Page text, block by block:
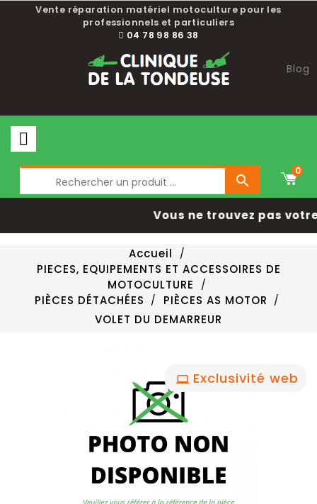
Vente réparation matériel motoculture pour les
professionnels et particuliers
04 78 98 86 38
Blog

0
Vous ne trouvez pas
Accueil
PIECES, EQUIPEMENTS ET ACCESSOIRES DE
MOTOCULTURE
PIÈCES DÉTACHÉES
PIÈCES AS MOTOR
VOLET DU DEMARREUR
Exclusivité web